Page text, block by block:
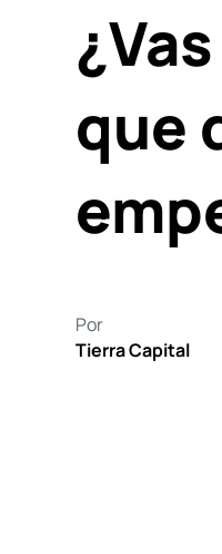
que
Por
Tierra Capital